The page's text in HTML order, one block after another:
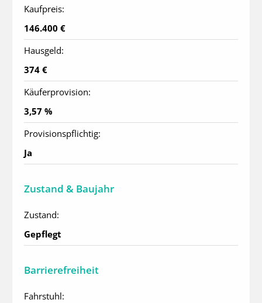
Kaufpreis:
146.400 €
Hausgeld:
374 €
Käuferprovision:
3,57 %
Provisionspflichtig:
Ja
Zustand & Baujahr
Zustand:
Gepflegt
Barrierefreiheit
Fahrstuhl: